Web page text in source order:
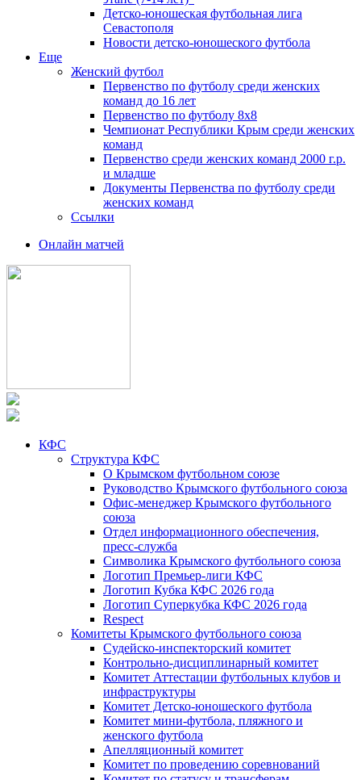
Детско-юношеская футбольная лига
Севастополя
Новости детско-юношеского футбола
Еще
Женский футбол
Первенство по футболу среди женских
команд до 16 лет
Первенство по футболу 8х8
Чемпионат Республики Крым среди женских
команд
Первенство среди женских команд 2000 г.р.
и младше
Документы Первенства по футболу среди
женских команд
Ссылки
Онлайн матчей
КФС
Структура КФС
О Крымском футбольном союзе
Руководство Крымского футбольного союза
Офис-менеджер Крымского футбольного
союза
Отдел информационного обеспечения,
пресс-служба
Символика Крымского футбольного союза
Логотип Премьер-лиги КФС
Логотип Кубка КФС 2026 года
Логотип Суперкубка КФС 2026 года
Respect
Комитеты Крымского футбольного союза
Судейско-инспекторский комитет
Контрольно-дисциплинарный комитет
Комитет Аттестации футбольных клубов и
инфраструктуры
Комитет Детско-юношеского футбола
Комитет мини-футбола, пляжного и
женского футбола
Апелляционный комитет
Комитет по проведению соревнований